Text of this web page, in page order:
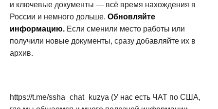
и ключевые документы — всё время нахождения в
России и немного дольше. Обновляйте
информацию. Если сменили место работы или
получили новые документы, сразу добавляйте их в
архив.
https://t.me/ssha_chat_kuzya (У нас есть ЧАТ по США,